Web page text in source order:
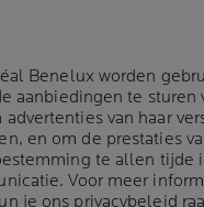
Benelux worden
aanbiedingen te sturen
van haar
en om de prestaties
te allen tijde
Voor meer
je ons privacybeleid
Benelux worden
aanbiedingen te sturen
van haar
en om de prestaties
te allen tijde
Voor meer
je ons privacybeleid